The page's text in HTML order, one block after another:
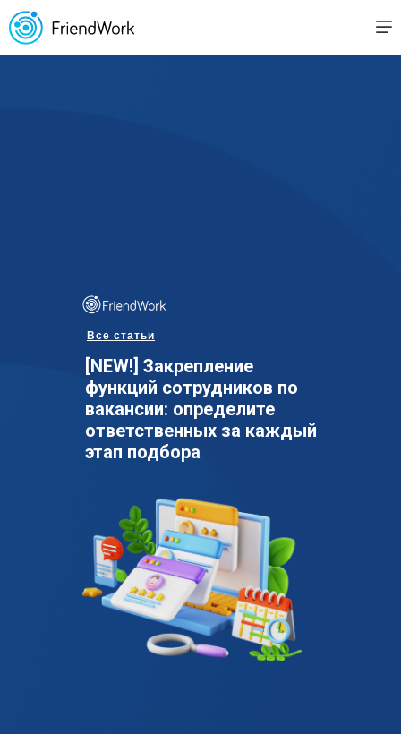
[NEW!] Закрепление
функций сотрудников по
вакансии: определите
ответственных за каждый
этап подбора
Все статьи